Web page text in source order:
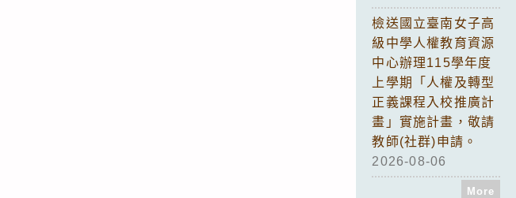
檢送國立臺南女子高
級中學人權教育資源
中心辦理115學年度
上學期「人權及轉型
正義課程入校推廣計
畫」實施計畫，敬請
教師(社群)申請。
2026-08-06
More